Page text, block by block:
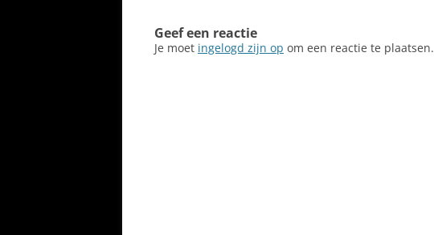
Geef een reactie
Je moet ingelogd zijn op om een reactie te plaatsen.